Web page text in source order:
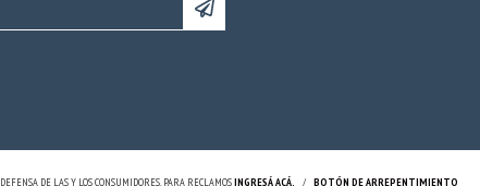
DEFENSA DE LAS Y LOS CONSUMIDORES. PARA RECLAMOSINGRESÁ ACÁ. / BOTÓN DE ARREPENTIMIENTO